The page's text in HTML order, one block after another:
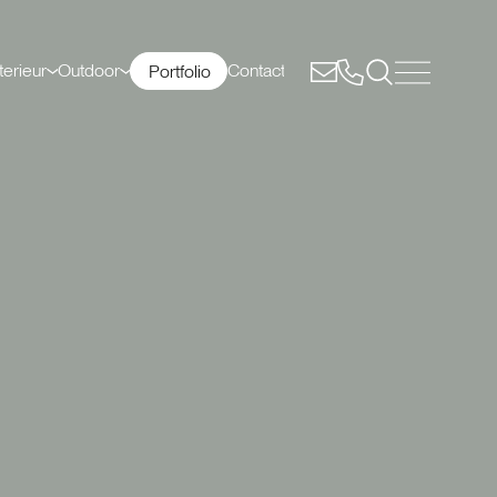
Outdoor Portfolio Contact